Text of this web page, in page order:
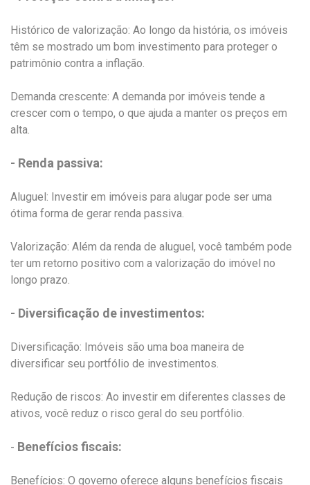
Histórico de valorização: Ao longo da história, os imóveis
têm se mostrado um bom investimento para proteger o
patrimônio contra a inflação.
Demanda crescente: A demanda por imóveis tende a
crescer com o tempo, o que ajuda a manter os preços em
alta.
- Renda passiva:
Aluguel: Investir em imóveis para alugar pode ser uma
ótima forma de gerar renda passiva.
Valorização: Além da renda de aluguel, você também pode
ter um retorno positivo com a valorização do imóvel no
longo prazo.
- Diversificação de investimentos:
Diversificação: Imóveis são uma boa maneira de
diversificar seu portfólio de investimentos.
Redução de riscos: Ao investir em diferentes classes de
ativos, você reduz o risco geral do seu portfólio.
- Benefícios fiscais:
Benefícios: O governo oferece alguns benefícios fiscais